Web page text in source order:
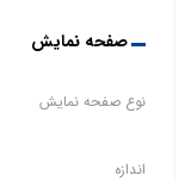
صفحه نمایش
نوع صفحه نمایش
اندازه